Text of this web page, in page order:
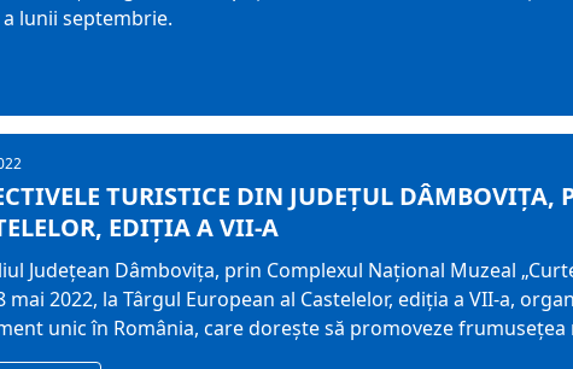
lunii septembrie.
TURISTICE DIN JUDEŢUL DÂMBOVIŢA,
EDIȚIA A VII-A
Județean Dâmbovița, prin Complexul Național Muzeal
mai 2022, la Târgul European al Castelelor, ediţia a VII-a,
unic în România, care doreşte să promoveze